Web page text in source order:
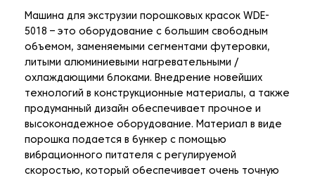
Машина для экструзии порошковых красок WDE-
5018 – это оборудование с большим свободным
объемом, заменяемыми сегментами футеровки,
литыми алюминиевыми нагревательными /
охлаждающими блоками. Внедрение новейших
технологий в конструкционные материалы, а также
продуманный дизайн обеспечивает прочное и
высоконадежное оборудование. Материал в виде
порошка подается в бункер с помощью
вибрационного питателя с регулируемой
скоростью, который обеспечивает очень точную